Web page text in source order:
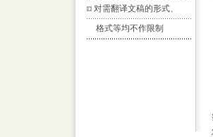
对需翻译文稿的形式、
格式等均不作限制